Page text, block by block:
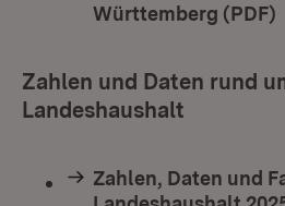
Württemberg (PDF)
Zahlen und Daten rund
Landeshaushalt
Zahlen, Daten und